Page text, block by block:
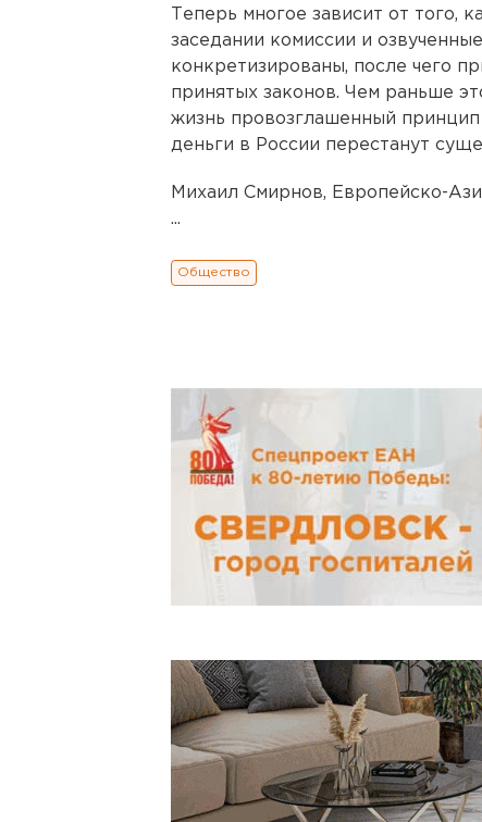
Теперь многое зависит от того,
заседании комиссии и
конкретизированы, после чего
принятых законов. Чем раньше
жизнь провозглашенный принцип
деньги в России перестанут
Михаил Смирнов, Европейско-
...
Общество